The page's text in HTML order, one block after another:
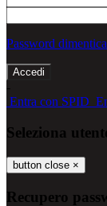
Password
-
Entra con SPID
Seleziona
button close ×
Recupero